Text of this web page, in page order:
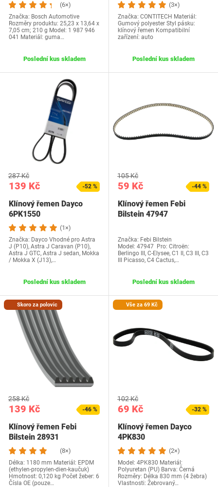
(6×)
Značka: Bosch Automotive
Rozměry produktu: ‎25,23 x 13,64 x
7,05 cm; 210 g Model: 1 987 946
041 Materiál: guma…
Poslední kus skladem
(3×)
Značka: CONTITECH Materiál:
Gumový polyester Styl pásku:
klínový řemen Kompatibilní
zařízení: auto
Poslední kus skladem
139 Kč
287 Kč
-52 %
Klínový řemen Dayco
6PK1550
(1×)
Značka: Dayco Vhodné pro Astra
J (P10), Astra J Caravan (P10),
Astra J GTC, Astra J sedan, Mokka
/ Mokka X (J13),…
Poslední kus skladem
59 Kč
105 Kč
-44 %
Klínový řemen Febi
Bilstein 47947
Značka: Febi Bilstein
Model: 47947 Pro: Citroën:
Berlingo III, C-Elysee, C1 II, C3 III, C3
III Picasso, C4 Cactus,…
Poslední kus skladem
Skoro za polovic
139 Kč
258 Kč
-46 %
Klínový řemen Febi
Bilstein 28931
(8×)
Délka: 1180 mm Materiál: EPDM
(ethylen-propylen-dien-kaučuk)
Hmotnost: 0,120 kg Počet žeber: 6
Čísla OE (pouze…
Vše za 69 Kč
69 Kč
102 Kč
-32 %
Klínový řemen Dayco
4PK830
(2×)
Model: 4PK830 Materiál:
Polyuretan (PU) Barva: Černá
Rozměry: Délka 830 mm (4 žebra)
Vlastnosti: Žebrovaný…